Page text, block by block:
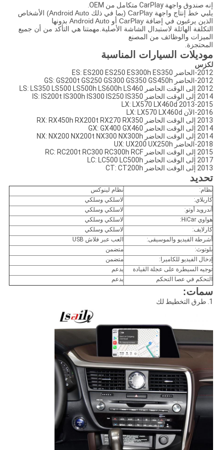
إنه صندوق واجهة CarPlay متكامل من OEM.
يلبي خط إنتاج واجهة CarPlay (بما في ذلك Android Auto) الأشخاص
الذين يرغبون في إضافة CarPlay أو Android Auto بدونها
التكلفة الهائلة لاستبدال الشاشة الأصلية.مهمتنا هي التأكد من أن جميع
الميزات والوظائف من المصنع
المحتجزة.
موديلات السيارات المناسبة
لكزس
2012-الحاضر ES: ES200 ES250 ES300h ES350
2012-الحاضر GS: GS200t GS250 GS300 GS350 GS450h
2012 إلى الوقت الحاضر LS: LS350 LS500 LS500h LS600h LS460
2014 إلى الوقت الحاضر IS: IS200t IS300h IS300 IS250 IS350
2013-2015 LX: LX570 LX460d
2016-الآن LX: LX570 LX460d
2013 إلى الوقت الحاضر RX: RX450h RX200t RX270 RX350
2014 إلى الوقت الحاضر GX: GX400 GX460
2014 إلى الوقت الحاضر NX: NX200 NX200t NX300 NX300h
2018-الحاضر UX: UX200 UX250h
2015 إلى الوقت الحاضر RC: RC200t RC300 RC300h RCF
2017 إلى الوقت الحاضر LC: LC500 LC500h
2013 إلى الوقت الحاضر CT: CT200h
تحديد
نظام:
نظام لينوكس
كاربلاي:
لاسلكي وسلكي
أندرويد أوتو:
لاسلكي وسلكي
هواوي HiCar:
لاسلكي وسلكي
كارلايف:
لاسلكي وسلكي
أشرطة الفيديو والموسيقى:
العب عبر فلاش USB
بلوتوث:
متضمن
إدخال الفيديو للكاميرا:
متضمن
توجيه السيطرة على عجلة القيادة
يدعم
التحكم في عصا التحكم
يدعم
سمات:
1. طرق التخطيط لك